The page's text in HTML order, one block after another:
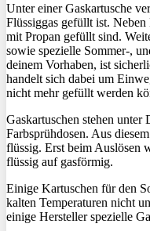
Unter einer Gaskartusche
Flüssiggas gefüllt ist.
mit Propan gefüllt sind.
sowie spezielle Sommer-,
deinem Vorhaben, ist
handelt sich dabei um
nicht mehr gefüllt werden
Gaskartuschen stehen
Farbsprühdosen. Aus
flüssig. Erst beim Auslösen
flüssig auf gasförmig.
Einige Kartuschen für den
kalten Temperaturen nicht
einige Hersteller spezielle